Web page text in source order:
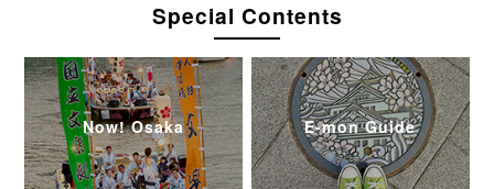
Special Contents
Now! Osaka E-mon Guide